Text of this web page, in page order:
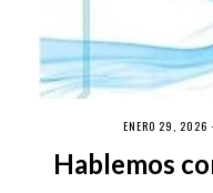
ENERO 29, 2026 ·
Hablemos